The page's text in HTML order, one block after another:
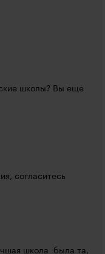
школы? Вы еще
согласитесь
школа  была та,